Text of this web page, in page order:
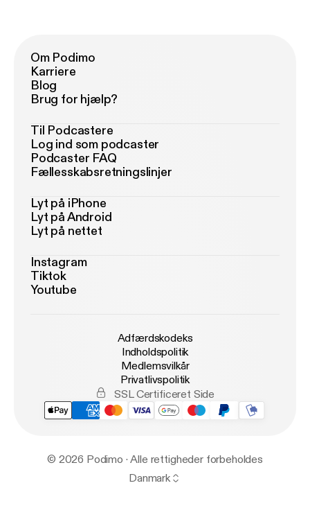
Om Podimo
Karriere
Blog
Brug for hjælp?
Til Podcastere
Log ind som podcaster
Podcaster FAQ
Fællesskabsretningslinjer
Lyt på iPhone
Lyt på Android
Lyt på nettet
Instagram
Tiktok
Youtube
Adfærdskodeks
Indholdspolitik
Medlemsvilkår
Privatlivspolitik
SSL Certificeret Side
© 2026 Podimo · Alle rettigheder forbeholdes
Danmark